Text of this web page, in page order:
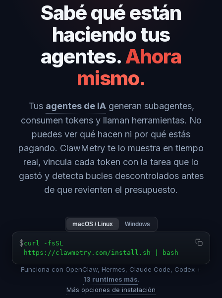
Sabé qué están
haciendo tus
agentes.Ahora
mismo.
Tus agentes de IA generan subagentes,
consumen tokens y llaman herramientas. No
puedes ver qué hacen ni por qué estás
pagando. ClawMetry te lo muestra en tiempo
real, vincula cada token con la tarea que lo
gastó y detecta bucles descontrolados antes
de que revienten el presupuesto.
macOS / Linux Windows
$ curl -fsSL
https://clawmetry.com/install.sh | bash
Funciona con OpenClaw, Hermes, Claude Code, Codex +
13 runtimes más.
Más opciones de instalación